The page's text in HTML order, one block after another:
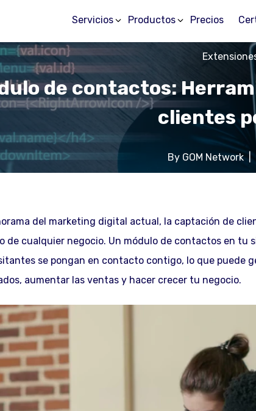
Servicios Productos Precios
de contactos:
clientes
By GOM Network |
del marketing digital actual, la captación de
de cualquier negocio. Un módulo de contactos en tu
se pongan en contacto contigo, lo que puede
aumentar las ventas y hacer crecer tu negocio.